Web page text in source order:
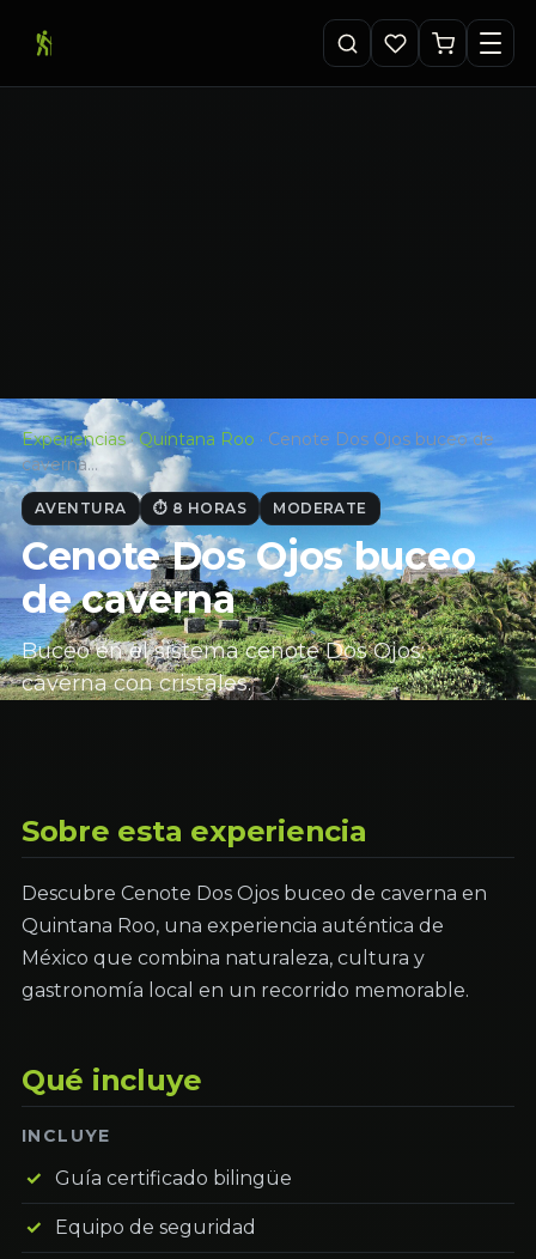
Experiencias · Quintana Roo · Cenote Dos Ojos buceo de
caverna…
AVENTURA ⏱ 8 HORAS MODERATE
Cenote Dos Ojos buceo
de caverna
Buceo en el sistema cenote Dos Ojos:
caverna con cristales.
Sobre esta experiencia
Descubre Cenote Dos Ojos buceo de caverna en
Quintana Roo, una experiencia auténtica de
México que combina naturaleza, cultura y
gastronomía local en un recorrido memorable.
Qué incluye
INCLUYE
Guía certificado bilingüe
Equipo de seguridad